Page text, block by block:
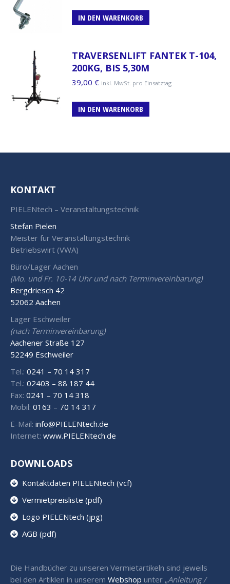
IN DEN WARENKORB
TRAVERSENLIFT FANTEK T-104,
200KG, BIS 5,30M
39,00 € inkl. MwSt. pro Einsatztag
IN DEN WARENKORB
KONTAKT
PIELENtech – Veranstaltungstechnik
Stefan Pielen
Meister für Veranstaltungstechnik
Betriebswirt (VWA)
Büro/Lager Aachen
(Mo. und Fr. 10-14 Uhr und nach Terminvereinbarung)
Bergdriesch 42
52062 Aachen
Lager Eschweiler
(nach Terminvereinbarung)
Aachener Straße 127
52249 Eschweiler
Tel.: 0241 – 70 14 317
Tel.: 02403 – 88 187 44
Fax: 0241 – 70 14 318
Mobil: 0163 – 70 14 317
E-Mail: info@PIELENtech.de
Internet: www.PIELENtech.de
DOWNLOADS
Kontaktdaten PIELENtech (vcf)
Vermietpreisliste (pdf)
Logo PIELENtech (jpg)
AGB (pdf)
Die Handbücher zu unseren Vermietartikeln sind jeweils
bei den Artiklen in unserem Webshop unter „Anleitung /